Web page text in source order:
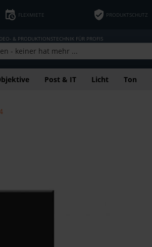
FLEXMIETE PRODUKTSCHUTZ
& PRODUKTIONSTECHNIK FÜR PROFIS
Post & IT Licht Ton